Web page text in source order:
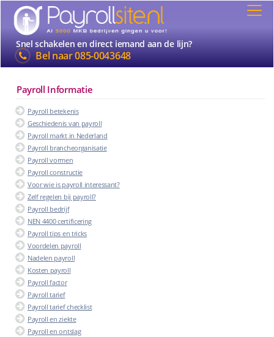
Snel schakelen en direct iemand aan de lijn?
Bel naar085-0043648
Payroll Informatie
Payroll betekenis
Geschiedenis van payroll
Payroll markt in Nederland
Payroll brancheorganisatie
Payroll vormen
Payroll constructie
Voor wie is payroll interessant?
Zelf regelen bij payroll?
Payroll bedrijf
NEN 4400 certificering
Payroll tips en tricks
Voordelen payroll
Nadelen payroll
Kosten payroll
Payroll factor
Payroll tarief
Payroll tarief checklist
Payroll en ziekte
Payroll en ontslag